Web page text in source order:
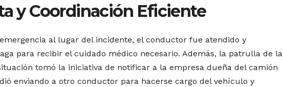
y Coordinación Eficiente
al lugar del incidente, el conductor fue atendido y
para recibir el cuidado médico necesario. Además, la patrulla de la
tomó la iniciativa de notificar a la empresa dueña del camión
enviando a otro conductor para hacerse cargo del vehículo y